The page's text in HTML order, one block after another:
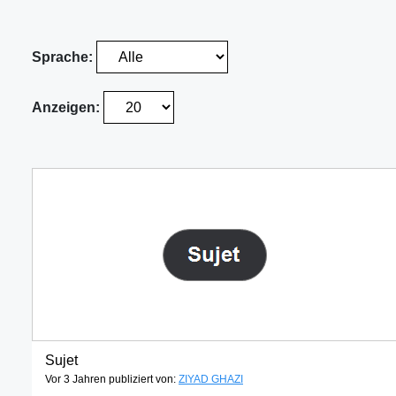
Sprache:
Anzeigen:
Sujet
Vor 3 Jahren publiziert von: ZIYAD GHAZI